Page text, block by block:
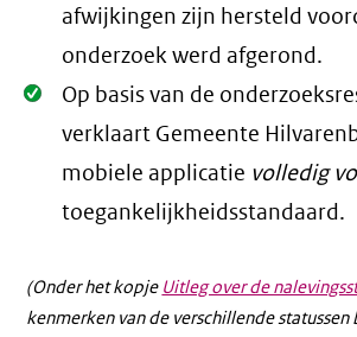
afwijkingen zijn hersteld
onderzoek werd afgerond.
Oké.
Op basis van de
verklaart Gemeente
mobiele applicatie volledig
toegankelijkheidsstandaard.
(Onder het kopje Uitleg over de
kenmerken van de verschillende statussen